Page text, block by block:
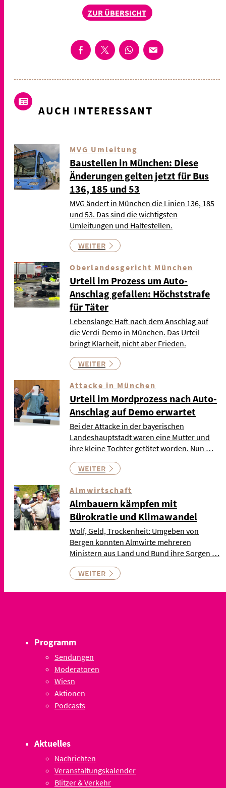
ZUR ÜBERSICHT
AUCH INTERESSANT
MVG Umleitung
Baustellen in München: Diese
Änderungen gelten jetzt für Bus
136, 185 und 53
MVG ändert in München die Linien 136, 185
und 53. Das sind die wichtigsten
Umleitungen und Haltestellen.
WEITER
Oberlandesgericht München
Urteil im Prozess um Auto-
Anschlag gefallen: Höchststrafe
für Täter
Lebenslange Haft nach dem Anschlag auf
die Verdi-Demo in München. Das Urteil
bringt Klarheit, nicht aber Frieden.
WEITER
Attacke in München
Urteil im Mordprozess nach Auto-
Anschlag auf Demo erwartet
Bei der Attacke in der bayerischen
Landeshauptstadt waren eine Mutter und
ihre kleine Tochter getötet worden. Nun …
WEITER
Almwirtschaft
Almbauern kämpfen mit
Bürokratie und Klimawandel
Wolf, Geld, Trockenheit: Umgeben von
Bergen konnten Almwirte mehreren
Ministern aus Land und Bund ihre Sorgen …
WEITER
Programm
Sendungen
Moderatoren
Wiesn
Aktionen
Podcasts
Aktuelles
Nachrichten
Veranstaltungskalender
Blitzer & Verkehr